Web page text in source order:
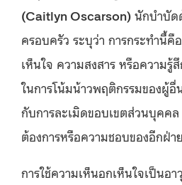
(Caitlyn Oscarson) นักบำบัด
ครอบครัว ระบุว่า การกระทำนี้คื
เห็นใจ ความสงสาร หรือความรู้
ในการโน้มน้าวพฤติกรรมของผู้
กับการละเมิดขอบเขตส่วนบุคคล
ต้องการหรือความชอบของอีกฝ่าย
การใช้ความเห็นอกเห็นใจเป็นอ